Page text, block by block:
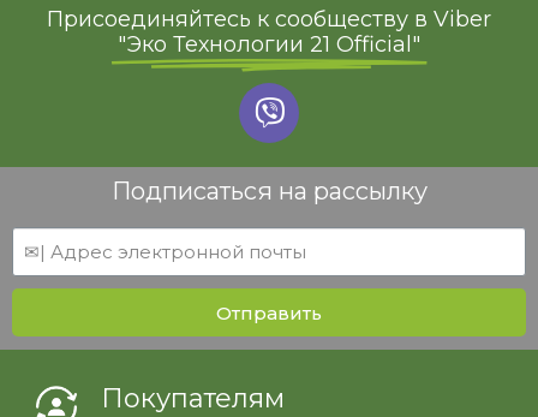
Присоединяйтесь к сообществу в Viber
"Эко Технологии 21 Official"
Подписаться на рассылку
Отправить
Покупателям